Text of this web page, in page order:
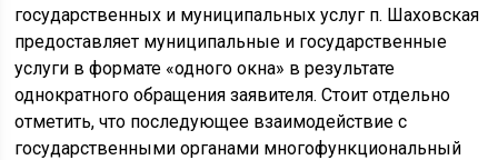
государственных и муниципальных услуг п. Шаховская
предоставляет муниципальные и государственные
услуги в формате «одного окна» в результате
однократного обращения заявителя. Стоит отдельно
отметить, что последующее взаимодействие с
государственными органами многофункциональный